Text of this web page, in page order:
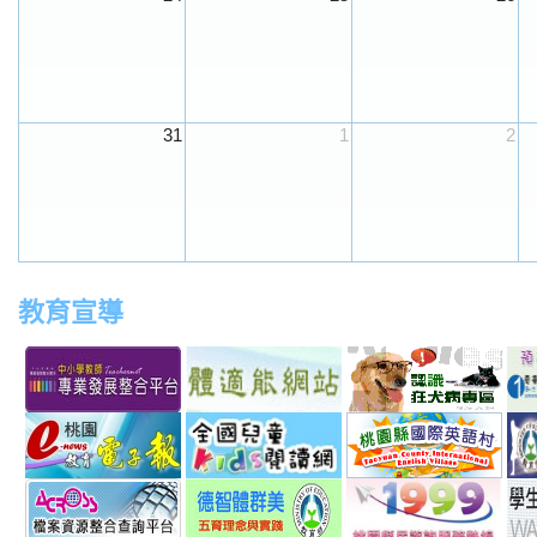
31 1 2
教育宣導
to
http://teachernet.moe.edu.tw/MAIN/index.aspx
to
https://airtw.epa.gov.tw/
link
to
http://
link
to
link
to
http://163.30.192.132/ http://read.moe.edu.tw/
schno=000000
link
to
link
link
link
to